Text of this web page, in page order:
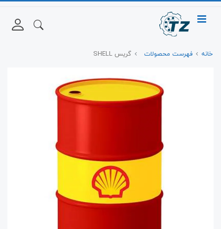
خانه فهرست محصولات گریس SHELL